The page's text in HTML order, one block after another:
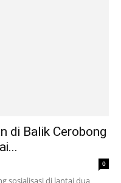
di Balik Cerobong
0
sosialisasi di lantai dua